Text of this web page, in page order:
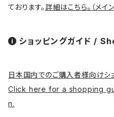
ております。詳細はこちら。（メイ
ショッピングガイド /
日本国内でのご購入者様向けシ
Click here for a shopping
n.